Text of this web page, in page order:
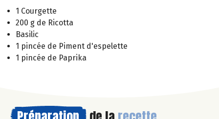
1 Courgette
200 g de Ricotta
Basilic
1 pincée de Piment d'espelette
1 pincée de Paprika